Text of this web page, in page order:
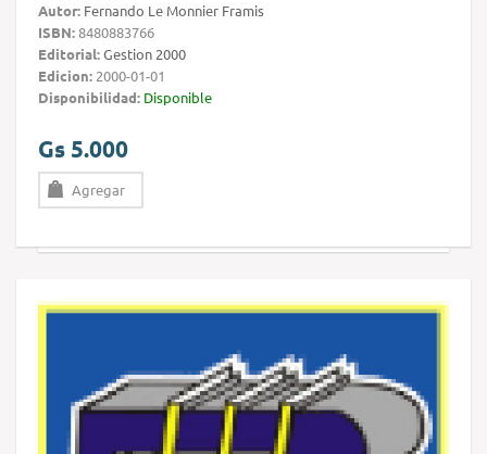
Autor: Fernando Le Monnier Framis
ISBN:8480883766
Editorial:Gestion 2000
Edicion: 2000-01-01
Disponibilidad: Disponible
Gs 5.000
Agregar